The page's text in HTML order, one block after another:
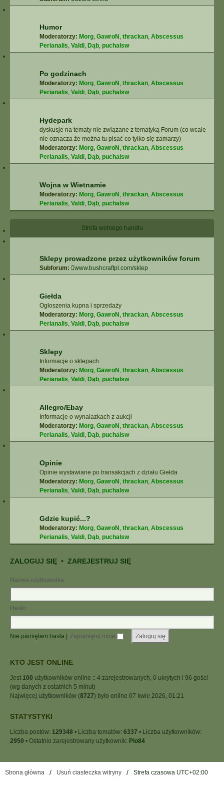
Humor
Moderatorzy: Morg, GawroN , thrackan, Abscessus
Perianalis, Valdi, Dąb, puchalsw
Po godzinach
Moderatorzy: Morg, GawroN , thrackan, Abscessus
Perianalis, Valdi, Dąb, puchalsw
Hydepark
dyskusje na tematy nie związane z tematyką Forum (co wcale
nie oznacza że można tu pisać co tylko się zamarzy)
Moderatorzy: Morg, GawroN , thrackan, Abscessus
Perianalis, Valdi, Dąb, puchalsw
Wojna w Wietnamie
Moderatorzy: Morg, GawroN , thrackan, Abscessus
Perianalis, Valdi, Dąb, puchalsw
Strefa wolnego handlu
Sklepy prowadzone przez użytkowników forum
Subforum: www.bushcraftpl.com/sklep
Giełda
Ogłoszenia kupna i sprzedaży
Moderatorzy: Morg, GawroN , thrackan, Abscessus
Perianalis, Valdi, Dąb, puchalsw
Sklepy
Informacje o sklepach
Moderatorzy: Morg, GawroN , thrackan, Abscessus
Perianalis, Valdi, Dąb, puchalsw
Allegro/Ebay
Informacje o wynalazkach z aukcji
Moderatorzy: Morg, GawroN , thrackan, Abscessus
Perianalis, Valdi, Dąb, puchalsw
Opinie
Opinie wystawiane po transakcjach z działu Giełda
Moderatorzy: Morg, GawroN , thrackan, Abscessus
Perianalis, Valdi, Dąb, puchalsw
Gdzie kupić...?
Moderatorzy: Morg, GawroN , thrackan, Abscessus
Perianalis, Valdi, Dąb, puchalsw
ZALOGUJ SIĘ • ZAREJESTRUJ SIĘ
Nazwa użytkownika:
Hasło:
Nie pamiętam hasła Zapamiętaj mnie
KTO JEST ONLINE
Jest 100 użytkowników online :: 4 zarejestrowanych, 0 ukrytych i 96 gości
(wg danych z ostatnich 5 minut)
Najwięcej użytkowników (8727) było online 07 kwie 2026, 01:21
STATYSTYKI
Liczba postów: 129348 • Liczba tematów: 6337 • Liczba użytkowników:
2950 • Ostatnio zarejestrowany użytkownik: Pio84
Strona główna Usuń ciasteczka witryny Strefa czasowa UTC+02:00